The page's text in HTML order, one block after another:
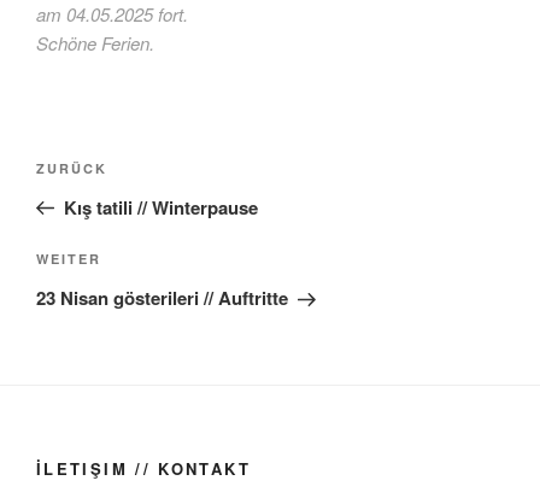
am 04.05.2025 fort.
Schöne Ferien.
Beitragsnavigation
Vorheriger
Beitrag
ZURÜCK
Kış tatili // Winterpause
Nächster
Beitrag
WEITER
23 Nisan gösterileri // Auftritte
İLETIŞIM // KONTAKT